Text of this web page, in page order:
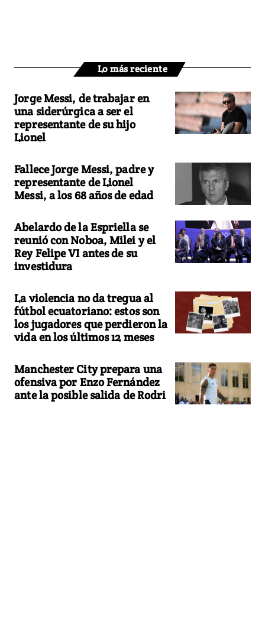
Lo más reciente
Jorge Messi, de trabajar en
una siderúrgica a ser el
representante de su hijo
Lionel
Fallece Jorge Messi, padre y
representante de Lionel
Messi, a los 68 años de edad
Abelardo de la Espriella se
reunió con Noboa, Milei y el
Rey Felipe VI antes de su
investidura
La violencia no da tregua al
fútbol ecuatoriano: estos son
los jugadores que perdieron la
vida en los últimos 12 meses
Manchester City prepara una
ofensiva por Enzo Fernández
ante la posible salida de Rodri